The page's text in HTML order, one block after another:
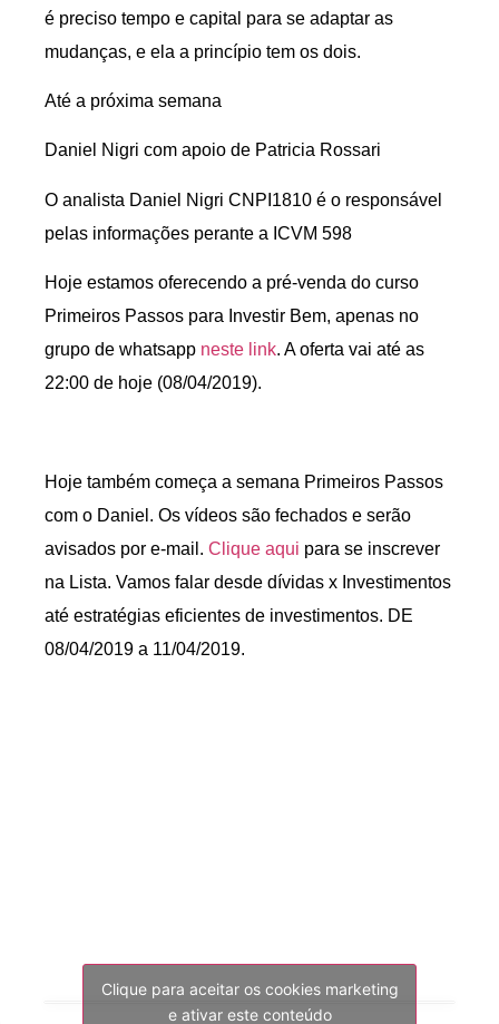
é preciso tempo e capital para se adaptar as
mudanças, e ela a princípio tem os dois.
Até a próxima semana
Daniel Nigri com apoio de Patricia Rossari
O analista Daniel Nigri CNPI1810 é o responsável
pelas informações perante a ICVM 598
Hoje estamos oferecendo a pré-venda do curso
Primeiros Passos para Investir Bem, apenas no
grupo de whatsapp neste link. A oferta vai até as
22:00 de hoje (08/04/2019).
Hoje também começa a semana Primeiros Passos
com o Daniel. Os vídeos são fechados e serão
avisados por e-mail. Clique aqui para se inscrever
na Lista. Vamos falar desde dívidas x Investimentos
até estratégias eficientes de investimentos. DE
08/04/2019 a 11/04/2019.
Clique para aceitar os cookies marketing
e ativar este conteúdo